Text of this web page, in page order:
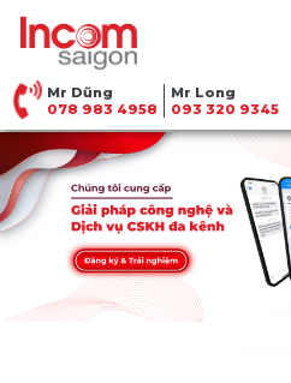
Mr Dũng
078 983 4958
Mr Long
093 320 9345